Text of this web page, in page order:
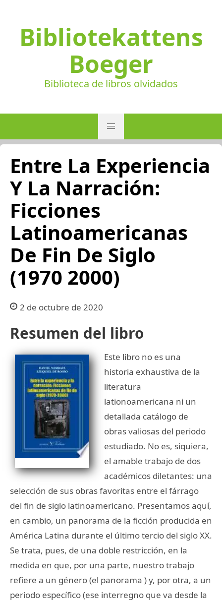
Bibliotekattens
Boeger
Biblioteca de libros olvidados
Entre La Experiencia
Y La Narración:
Ficciones
Latinoamericanas
De Fin De Siglo
(1970 2000)
2 de octubre de 2020
Resumen del libro
Este libro no es una
historia exhaustiva de la
literatura
lationoamericana ni un
detallada catálogo de
obras valiosas del periodo
estudiado. No es, siquiera,
el amable trabajo de dos
académicos diletantes: una
selección de sus obras favoritas entre el fárrago
del fin de siglo latinoamericano. Presentamos aquí,
en cambio, un panorama de la ficción producida en
América Latina durante el último tercio del siglo XX.
Se trata, pues, de una doble restricción, en la
medida en que, por una parte, nuestro trabajo
refiere a un género (el panorama ) y, por otra, a un
periodo específico (ese interregno que va desde la